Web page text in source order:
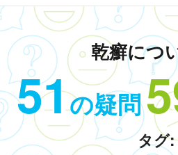
乾癬につ
51の疑問
タグ: